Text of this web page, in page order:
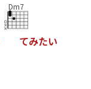
Dm7
てみたい